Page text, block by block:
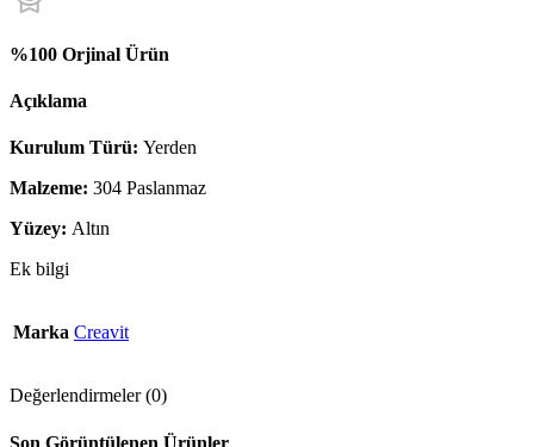
%100 Orjinal Ürün
Açıklama
Kurulum Türü: Yerden
Malzeme: 304 Paslanmaz
Yüzey: Altın
Ek bilgi
Marka Creavit
Değerlendirmeler (0)
Son Görüntülenen Ürünler